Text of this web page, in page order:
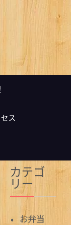
ス
カテゴ
リー
お弁当